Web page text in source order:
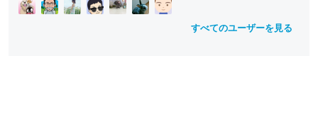
w
w
すべてのユーザーを見る